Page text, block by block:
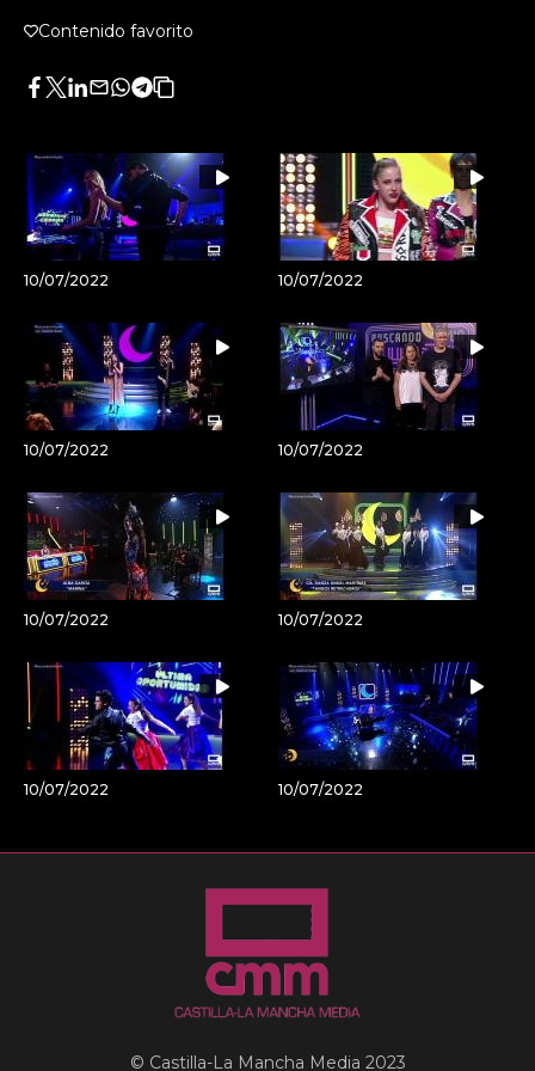
Contenido favorito
Facebook
Twitter
LinkedIn
Enviar
Whatsapp
Telegram
Copiar
artículo
10/07/2022 10/07/2022
10/07/2022 10/07/2022
10/07/2022 10/07/2022
10/07/2022 10/07/2022
© Castilla-La Mancha Media 2023